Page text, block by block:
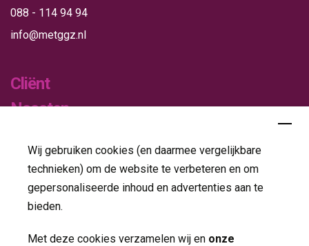
Wij gebruiken cookies (en daarmee vergelijkbare
technieken) om de website te verbeteren en om
gepersonaliseerde inhoud en advertenties aan te
bieden.
Met deze cookies verzamelen wij en onze
088 - 114 94 94
info@metggz.nl
Cliënt
Naasten
Publicaties
Folders
Jaarverslagen